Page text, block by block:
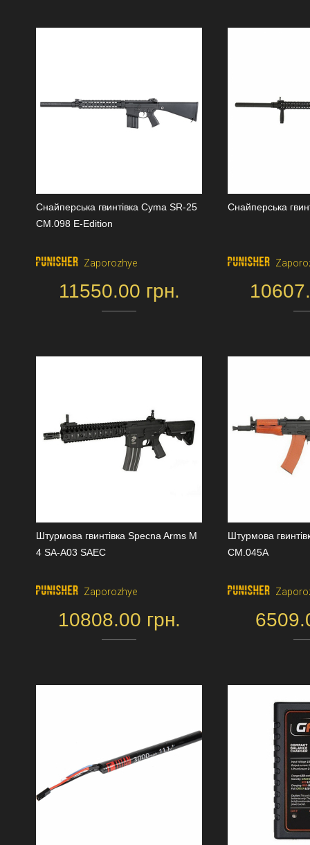
Снайперська гвинтівка Cyma SR-25
CM.098 E-Edition
Zaporozhye
11550.00 грн.
Снайперська
Штурмова гвинтівка Specna Arms M
4 SA-A03 SAEC
Zaporozhye
10808.00 грн.
Штурмова
CM.045A